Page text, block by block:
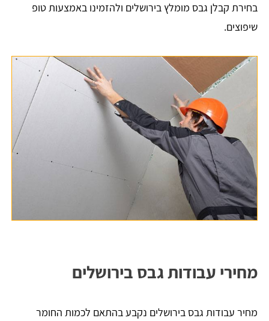
בחירת קבלן גבס מומלץ בירושלים ולהזמינו באמצעות טופ
שיפוצים.
מחירי עבודות גבס בירושלים
מחיר עבודות גבס בירושלים נקבע בהתאם לכמות החומר